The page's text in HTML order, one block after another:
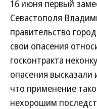
16 июня первый
Севастополя
правительство
свои опасения
госконтракта
опасения
что применение
нехорошим